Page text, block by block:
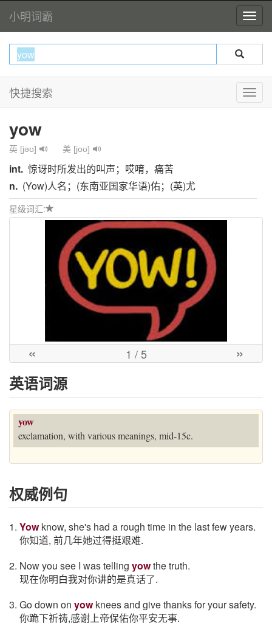
小明词霸
快捷搜索
yow
英 [jəʊ] 美 [joʊ]
int. 惊讶时所发出的叫声；哎唷，痛苦
n. (Yow)人名；(东南亚国家华语)佑；(英)尤
星级词汇:
« 1 / 5 »
英语词源
yow
exclamation, with various meanings, mid-15c.
权威例句
1. Yowknow, she's had a rough time in the last few years.
你知道, 前几年她过得挺艰难.
2. Now you see I was telling yowthe truth.
现在你明白我对你讲的是真话了.
3. Go down on yowknees and give thanks for your safety.
你跪下祈祷,感谢上帝保佑你平安无事.